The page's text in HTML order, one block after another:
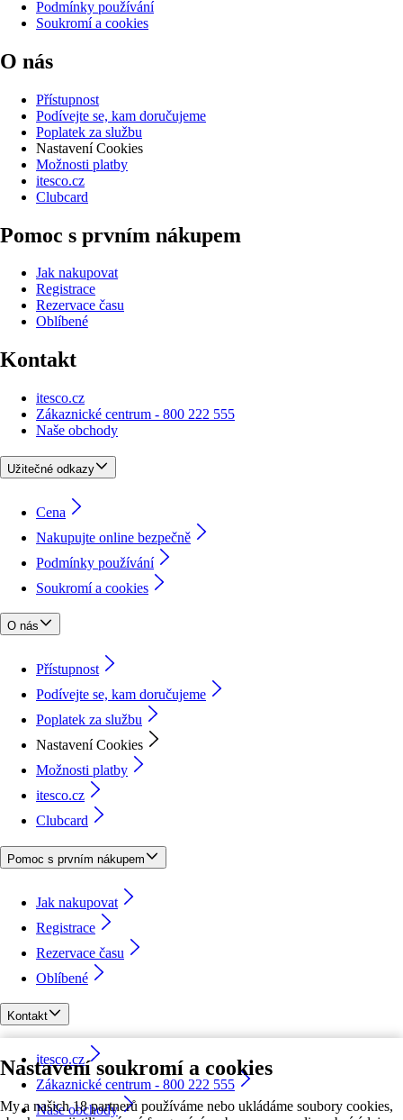
Nastavení soukromí a cookies
My a našich 18 partnerů používáme nebo ukládáme soubory cookies,
Podmínky používání
Soukromí a cookies
O nás
Přístupnost
Podívejte se, kam doručujeme
Poplatek za službu
Nastavení Cookies
Možnosti platby
itesco.cz
Clubcard
Pomoc s prvním nákupem
Jak nakupovat
Registrace
Rezervace času
Oblíbené
Kontakt
itesco.cz
Zákaznické centrum - 800 222 555
Naše obchody
Užitečné odkazy
Cena
Nakupujte online bezpečně
Podmínky používání
Soukromí a cookies
O nás
Přístupnost
Podívejte se, kam doručujeme
Poplatek za službu
Nastavení Cookies
Možnosti platby
itesco.cz
Clubcard
Pomoc s prvním nákupem
Jak nakupovat
Registrace
Rezervace času
Oblíbené
Kontakt
itesco.cz
Zákaznické centrum - 800 222 555
Naše obchody